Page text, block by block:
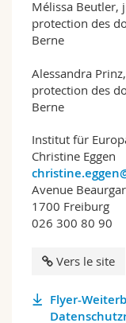
Mélissa Beutler,
protection des
Berne
Alessandra
protection des
Berne
Institut für
Christine Eggen
Avenue
1700 Freiburg
026 300 80 90
Vers le site
Flyer-